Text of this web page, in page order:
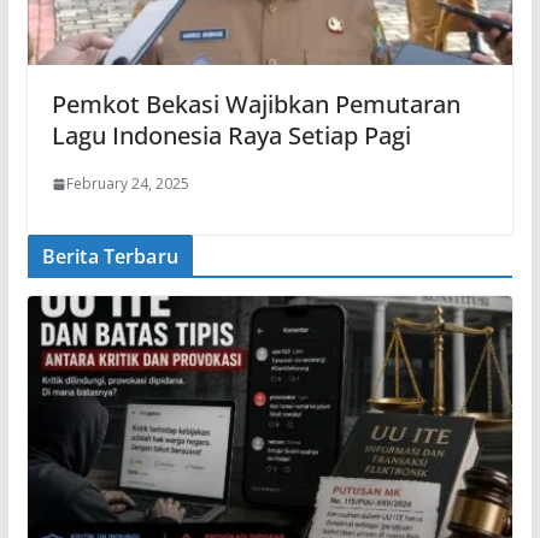
Pemkot Bekasi Wajibkan Pemutaran
Lagu Indonesia Raya Setiap Pagi
February 24, 2025
Berita Terbaru